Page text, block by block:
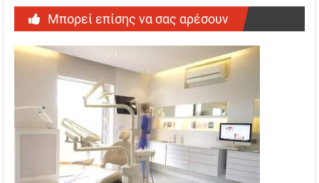
Μπορεί επίσης να σας αρέσουν